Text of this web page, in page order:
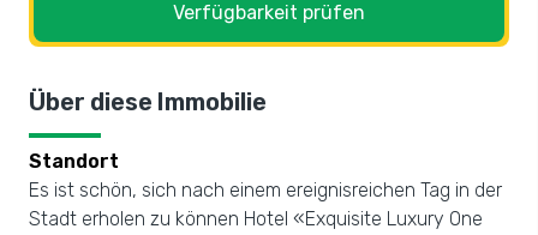
Verfügbarkeit prüfen
Über diese Immobilie
Standort
Es ist schön, sich nach einem ereignisreichen Tag in der
Stadt erholen zu können Hotel «Exquisite Luxury One